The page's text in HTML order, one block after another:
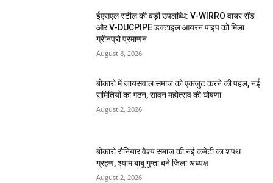
ईएसएल स्टील की बड़ी उपलब्धि: V-WIRRO वायर रॉड
और V-DUCPIPE डक्टाइल आयरन पाइप को मिला
ग्रीनप्रो प्रमाणन
August 8, 2026
बोकारो में जायसवाल समाज को एकजुट करने की पहल, नई
समितियों का गठन, सावन महोत्सव की घोषणा
August 2, 2026
बोकारो रौनियार वैश्य समाज की नई कमेटी का शपथ
ग्रहण, श्याम बाबू गुप्ता बने जिला अध्यक्ष
August 2, 2026